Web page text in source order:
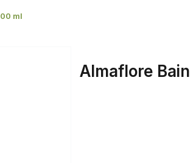
ml
Almaflore